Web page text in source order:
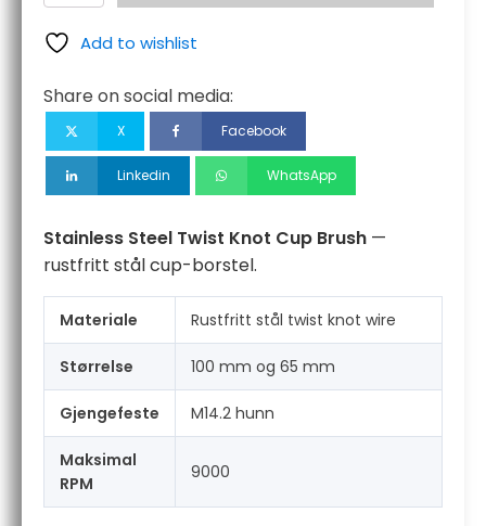
Knot
Cup
antall
Add to wishlist
Share on social media:
X Facebook
Linkedin WhatsApp
Stainless Steel Twist Knot Cup Brush —
rustfritt stål cup-borstel.
Materiale Rustfritt stål twist knot wire
Størrelse 100 mm og 65 mm
Gjengefeste M14.2 hunn
Maksimal
RPM
9000